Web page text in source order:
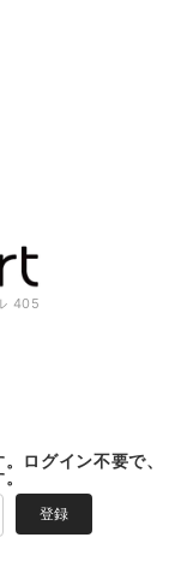
405
ログイン不要で、
登録